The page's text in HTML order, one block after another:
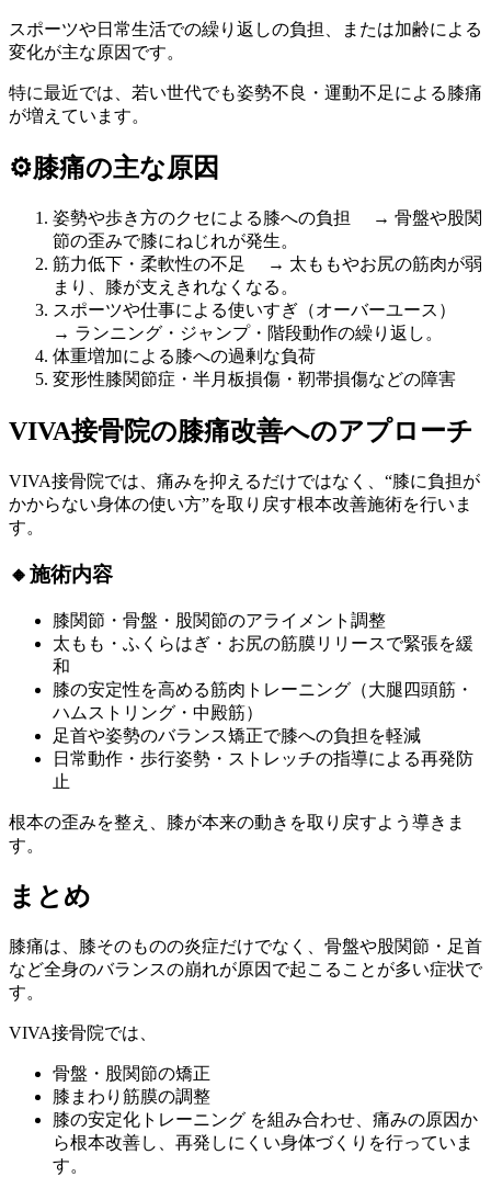
スポーツや日常生活での繰り返しの負担、または加齢による
変化が主な原因です。
特に最近では、若い世代でも姿勢不良・運動不足による膝痛
が増えています。
⚙️膝痛の主な原因
姿勢や歩き方のクセによる膝への負担 → 骨盤や股関
節の歪みで膝にねじれが発生。
筋力低下・柔軟性の不足 → 太ももやお尻の筋肉が弱
まり、膝が支えきれなくなる。
スポーツや仕事による使いすぎ（オーバーユース）
→ ランニング・ジャンプ・階段動作の繰り返し。
体重増加による膝への過剰な負荷
変形性膝関節症・半月板損傷・靭帯損傷などの障害
VIVA接骨院の膝痛改善へのアプローチ
VIVA接骨院では、痛みを抑えるだけではなく、“膝に負担が
かからない身体の使い方”を取り戻す根本改善施術を行いま
す。
🔸施術内容
膝関節・骨盤・股関節のアライメント調整
太もも・ふくらはぎ・お尻の筋膜リリースで緊張を緩
和
膝の安定性を高める筋肉トレーニング（大腿四頭筋・
ハムストリング・中殿筋）
足首や姿勢のバランス矯正で膝への負担を軽減
日常動作・歩行姿勢・ストレッチの指導による再発防
止
根本の歪みを整え、膝が本来の動きを取り戻すよう導きま
す。
まとめ
膝痛は、膝そのものの炎症だけでなく、骨盤や股関節・足首
など全身のバランスの崩れが原因で起こることが多い症状で
す。
VIVA接骨院では、
骨盤・股関節の矯正
膝まわり筋膜の調整
膝の安定化トレーニング を組み合わせ、痛みの原因か
ら根本改善し、再発しにくい身体づくりを行っていま
す。